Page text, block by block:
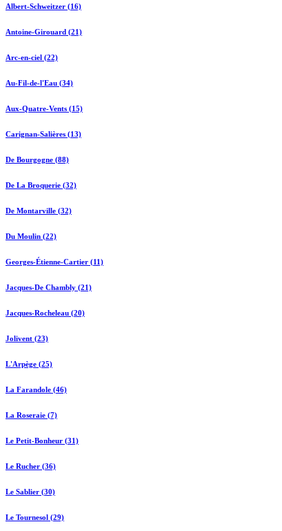
Albert-Schweitzer (16)
Antoine-Girouard (21)
Arc-en-ciel (22)
Au-Fil-de-l'Eau (34)
Aux-Quatre-Vents (15)
Carignan-Salières (13)
De Bourgogne (88)
De La Broquerie (32)
De Montarville (32)
Du Moulin (22)
Georges-Étienne-Cartier (11)
Jacques-De Chambly (21)
Jacques-Rocheleau (20)
Jolivent (23)
L'Arpège (25)
La Farandole (46)
La Roseraie (7)
Le Petit-Bonheur (31)
Le Rucher (36)
Le Sablier (30)
Le Tournesol (29)